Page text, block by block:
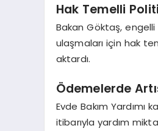
Hak Temelli
Bakan Göktaş,
ulaşmaları için hak
aktardı.
Ödemelerde
Evde Bakım Yardımı
itibarıyla yardım